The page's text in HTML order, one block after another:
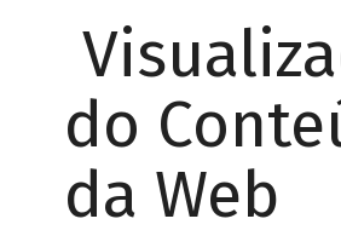
do
da Web